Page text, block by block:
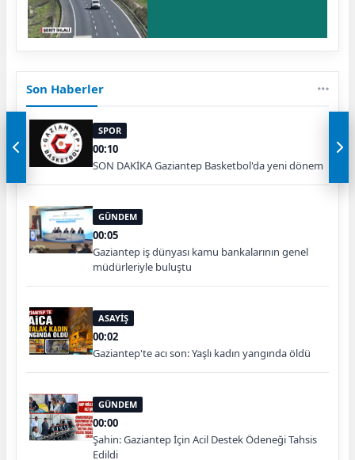
Son Haberler
SPOR
00:10
SON DAKİKA Gaziantep Basketbol'da yeni dönem
GÜNDEM
00:05
Gaziantep iş dünyası kamu bankalarının genel
müdürleriyle buluştu
ASAYİŞ
00:02
Gaziantep'te acı son: Yaşlı kadın yangında öldü
GÜNDEM
00:00
Şahin: Gaziantep İçin Acil Destek Ödeneği Tahsis
Edildi